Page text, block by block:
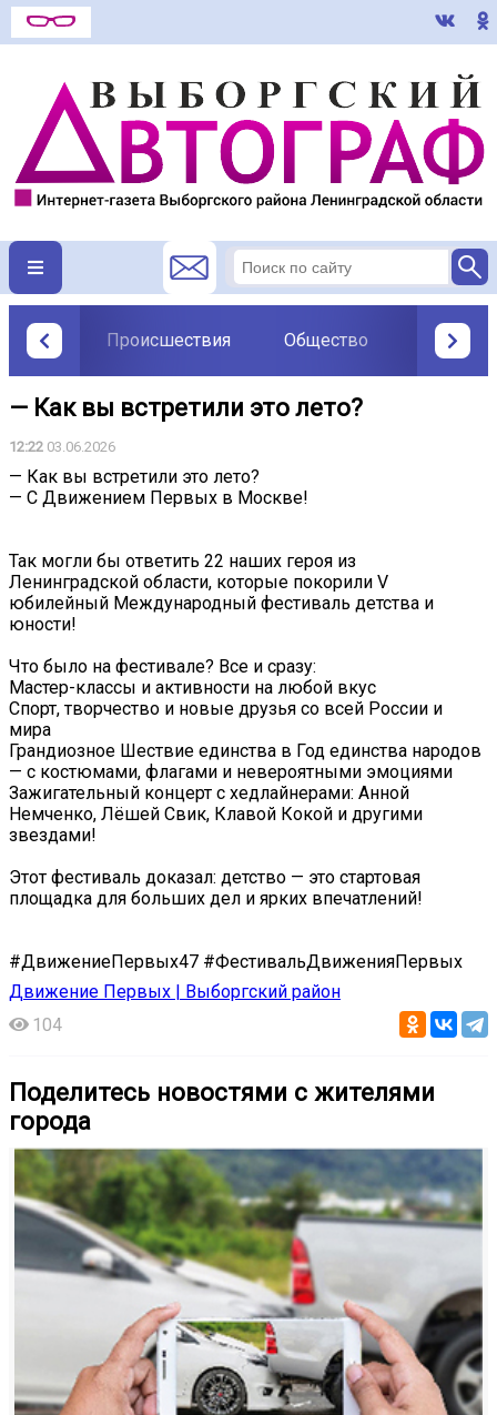
Происшествия Общество
— Как вы встретили это лето?
12:22 03.06.2026
— Как вы встретили это лето?
— С Движением Первых в Москве!
Так могли бы ответить 22 наших героя из
Ленинградской области, которые покорили V
юбилейный Международный фестиваль детства и
юности!
Что было на фестивале? Все и сразу:
Мастер-классы и активности на любой вкус
Спорт, творчество и новые друзья со всей России и
мира
Грандиозное Шествие единства в Год единства народов
— с костюмами, флагами и невероятными эмоциями
Зажигательный концерт с хедлайнерами: Анной
Немченко, Лёшей Свик, Клавой Кокой и другими
звездами!
Этот фестиваль доказал: детство — это стартовая
площадка для больших дел и ярких впечатлений!
#ДвижениеПервых47 #ФестивальДвиженияПервых
Движение Первых | Выборгский район
104
Поделитесь новостями с жителями
города